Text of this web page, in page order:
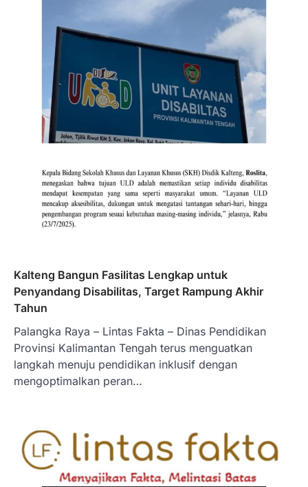
Kalteng Bangun Fasilitas Lengkap untuk
Penyandang Disabilitas, Target Rampung Akhir
Tahun
Palangka Raya – Lintas Fakta – Dinas Pendidikan
Provinsi Kalimantan Tengah terus menguatkan
langkah menuju pendidikan inklusif dengan
mengoptimalkan peran…